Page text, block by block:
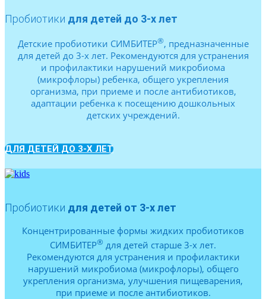
Пробиотики для детей до 3-х лет
Детские пробиотики СИМБИТЕР®, предназначенные
для детей до 3-х лет. Рекомендуются для устранения
и профилактики нарушений микробиома
(микрофлоры) ребенка, общего укрепления
организма, при приеме и после антибиотиков,
адаптации ребенка к посещению дошкольных
детских учреждений.
ДЛЯ ДЕТЕЙ ДО 3-Х ЛЕТ
Пробиотики для детей от 3-х лет
Концентрированные формы жидких пробиотиков
СИМБИТЕР® для детей старше 3-х лет.
Рекомендуются для устранения и профилактики
нарушений микробиома (микрофлоры), общего
укрепления организма, улучшения пищеварения,
при приеме и после антибиотиков.